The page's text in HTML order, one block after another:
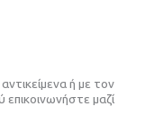
ή με τον
επικοινωνήστε μαζί